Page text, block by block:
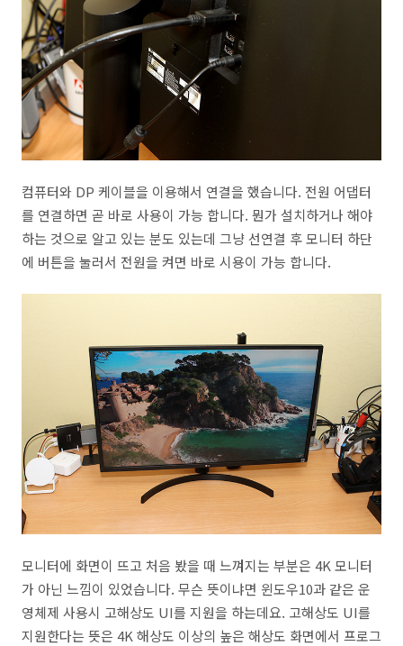
컴퓨터와 DP 케이블을 이용해서 연결을 했습니다. 전원 어댑터
를 연결하면 곧 바로 사용이 가능 합니다. 뭔가 설치하거나 해야
하는 것으로 알고 있는 분도 있는데 그냥 선연결 후 모니터 하단
에 버튼을 눌러서 전원을 켜면 바로 시용이 가능 합니다.
모니터에 화면이 뜨고 처음 봤을 때 느껴지는 부분은 4K 모니터
가 아닌 느낌이 있었습니다. 무슨 뜻이냐면 윈도우10과 같은 운
영체제 사용시 고해상도 UI를 지원을 하는데요. 고해상도 UI를
지원한다는 뜻은 4K 해상도 이상의 높은 해상도 화면에서 프로그